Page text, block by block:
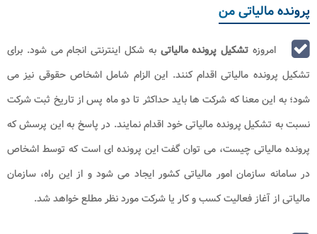
پرونده مالیاتی من
امروزه تشکیل پرونده مالیاتی به شکل اینترنتی انجام می شود. برای
تشکیل پرونده مالیاتی اقدام کنند. این الزام شامل اشخاص حقوقی نیز می
شود؛ به این معنا که شرکت ها باید حداکثر تا دو ماه پس از تاریخ ثبت شرکت
نسبت به تشکیل پرونده مالیاتی خود اقدام نمایند. در پاسخ به این پرسش که
پرونده مالیاتی چیست، می توان گفت این پرونده ای است که توسط اشخاص
در سامانه سازمان امور مالیاتی کشور ایجاد می شود و از این راه، سازمان
مالیاتی از آغاز فعالیت کسب و کار یا شرکت مورد نظر مطلع خواهد شد.